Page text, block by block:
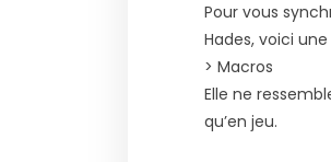
Pour vous
Hades, voici
> Macros
Elle ne
qu’en jeu.